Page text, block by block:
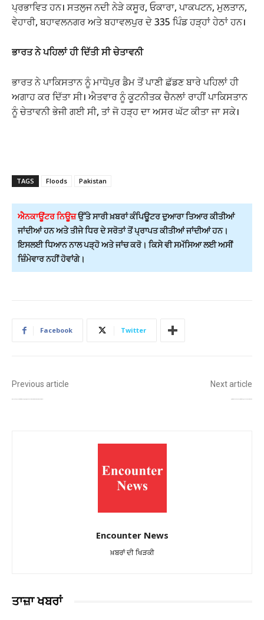
ਪ੍ਰਭਾਵਿਤ ਹਨ। ਸਤਲੁਜ ਨਦੀ ਨੇੜੇ ਕਸੂਰ, ਓਕਾਰਾ, ਪਾਕਪਟਨ, ਮੁਲਤਾਨ,
ਵੇਹਾਰੀ, ਬਹਾਵਲਨਗਰ ਅਤੇ ਬਹਾਵਲਪੁਰ ਦੇ 335 ਪਿੰਡ ਹੜ੍ਹਾਂ ਹੇਠਾਂ ਹਨ।
ਭਾਰਤ ਨੇ ਪਹਿਲਾਂ ਹੀ ਦਿੱਤੀ ਸੀ ਚੇਤਾਵਨੀ
ਭਾਰਤ ਨੇ ਪਾਕਿਸਤਾਨ ਨੂੰ ਮਾਧੋਪੁਰ ਡੈਮ ਤੋਂ ਪਾਣੀ ਛੱਡਣ ਬਾਰੇ ਪਹਿਲਾਂ ਹੀ
ਅਗਾਹ ਕਰ ਦਿੱਤਾ ਸੀ। ਐਤਵਾਰ ਨੂੰ ਕੂਟਨੀਤਕ ਚੈਨਲਾਂ ਰਾਹੀਂ ਪਾਕਿਸਤਾਨ
ਨੂੰ ਚੇਤਾਵਨੀ ਭੇਜੀ ਗਈ ਸੀ, ਤਾਂ ਜੋ ਹੜ੍ਹ ਦਾ ਅਸਰ ਘੱਟ ਕੀਤਾ ਜਾ ਸਕੇ।
TAGS Floods Pakistan
ਐਨਕਾਊਂਟਰ ਨਿਊਜ਼ਉੱਤੇ ਸਾਰੀ ਖ਼ਬਰਾਂ ਕੰਪਿਊਟਰ ਦੁਆਰਾ ਤਿਆਰ ਕੀਤੀਆਂ
ਜਾਂਦੀਆਂ ਹਨ ਅਤੇ ਤੀਜੇ ਧਿਰ ਦੇ ਸਰੋਤਾਂ ਤੋਂ ਪ੍ਰਾਪਤ ਕੀਤੀਆਂ ਜਾਂਦੀਆਂ ਹਨ।
ਇਸਲਈ ਧਿਆਨ ਨਾਲ ਪੜ੍ਹੋ ਅਤੇ ਜਾਂਚ ਕਰੋ। ਕਿਸੇ ਵੀ ਸਮੱਸਿਆ ਲਈ ਅਸੀਂ
ਜ਼ਿੰਮੇਵਾਰ ਨਹੀਂ ਹੋਵਾਂਗੇ।
Facebook Twitter
Previous article Next article
Encounter News
ਖ਼ਬਰਾਂ ਦੀ ਖਿੜਕੀ
ਤਾਜ਼ਾ ਖਬਰਾਂ